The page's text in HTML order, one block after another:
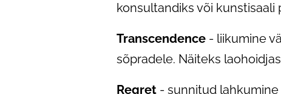
konsultandiks või kunstisaali
Transcendence - liikumine
sõpradele. Näiteks
Regret - sunnitud